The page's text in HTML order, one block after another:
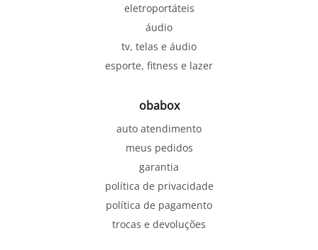
eletroportáteis
áudio
tv, telas e áudio
esporte, fitness e lazer
obabox
auto atendimento
meus pedidos
garantia
política de privacidade
política de pagamento
trocas e devoluções